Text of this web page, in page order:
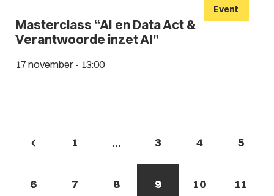
Masterclass “AI en Data Act &
Verantwoorde inzet AI”
17 november - 13:00
Event
1 ... 3 4 5
6 7 8 9 10 11